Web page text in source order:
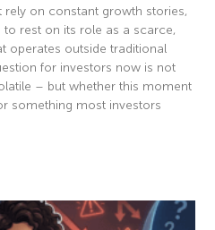
rely on constant growth stories,
to rest on its role as a scarce,
operates outside traditional
for investors now is not
– but whether this moment
something most investors